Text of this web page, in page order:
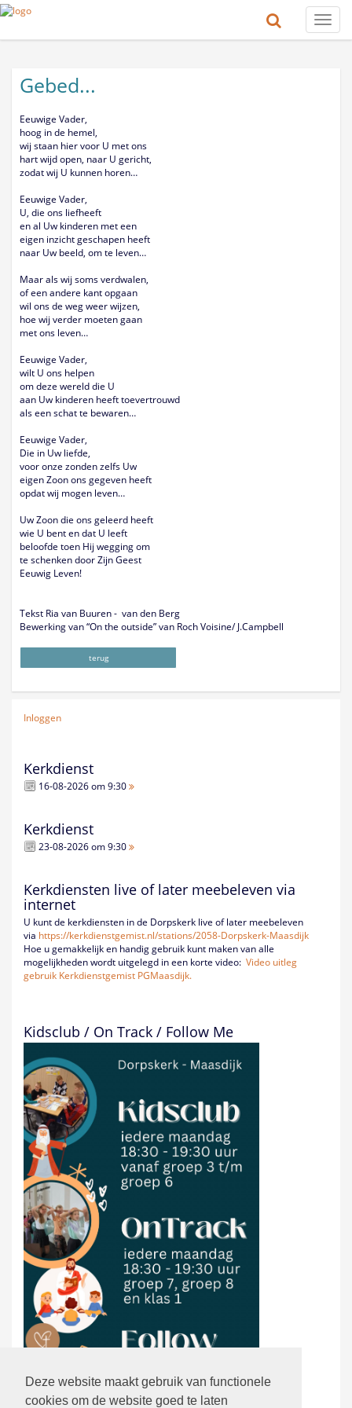
Deze website maakt gebruik van functionele
cookies om de website goed te laten
Toggle
Gebed...
Eeuwige Vader,
hoog in de hemel,
wij staan hier voor U met ons
hart wijd open, naar U gericht,
zodat wij U kunnen horen…
Eeuwige Vader,
U, die ons liefheeft
en al Uw kinderen met een
eigen inzicht geschapen heeft
naar Uw beeld, om te leven…
Maar als wij soms verdwalen,
of een andere kant opgaan
wil ons de weg weer wijzen,
hoe wij verder moeten gaan
met ons leven…
Eeuwige Vader,
wilt U ons helpen
om deze wereld die U
aan Uw kinderen heeft toevertrouwd
als een schat te bewaren…
Eeuwige Vader,
Die in Uw liefde,
voor onze zonden zelfs Uw
eigen Zoon ons gegeven heeft
opdat wij mogen leven…
Uw Zoon die ons geleerd heeft
wie U bent en dat U leeft
beloofde toen Hij wegging om
te schenken door Zijn Geest
Eeuwig Leven!
Tekst Ria van Buuren - van den Berg
Bewerking van “On the outside” van Roch Voisine/ J.Campbell
terug
Inloggen
Kerkdienst
16-08-2026 om 9:30
Kerkdienst
23-08-2026 om 9:30
Kerkdiensten live of later meebeleven via
internet
U kunt de kerkdiensten in de Dorpskerk live of later meebeleven
via https://kerkdienstgemist.nl/stations/2058-Dorpskerk-Maasdijk
Hoe u gemakkelijk en handig gebruik kunt maken van alle
mogelijkheden wordt uitgelegd in een korte video: Video uitleg
gebruik Kerkdienstgemist PGMaasdijk.
Kidsclub / On Track / Follow Me